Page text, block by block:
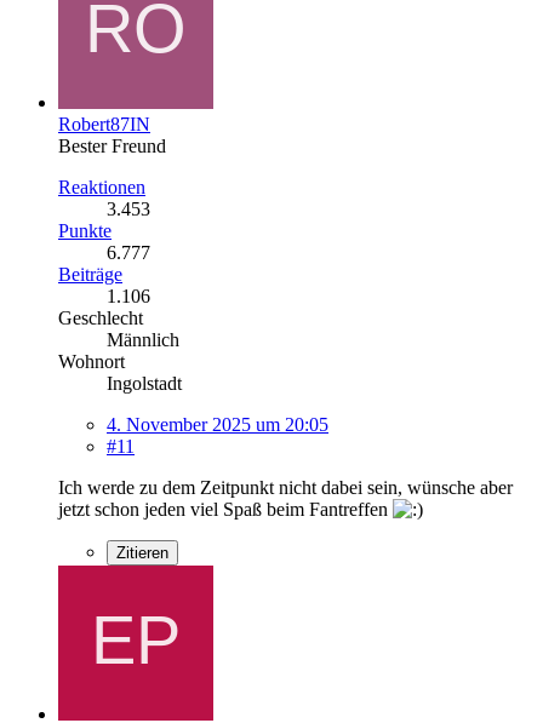
Robert87IN
Bester Freund
Reaktionen
3.453
Punkte
6.777
Beiträge
1.106
Geschlecht
Männlich
Wohnort
Ingolstadt
4. November 2025 um 20:05
#11
Ich werde zu dem Zeitpunkt nicht dabei sein, wünsche aber
jetzt schon jeden viel Spaß beim Fantreffen
Zitieren